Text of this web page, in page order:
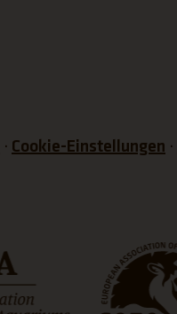
Cookie-Einstellungen